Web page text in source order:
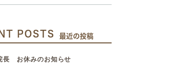
POSTS 最近の投稿
長 お休みのお知らせ